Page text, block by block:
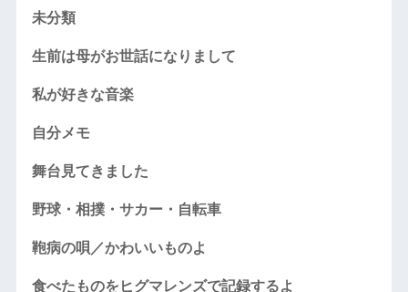
未分類
生前は母がお世話になりまして
私が好きな音楽
自分メモ
舞台見てきました
野球・相撲・サカー・自転車
鞄病の唄／かわいいものよ
食べたものをヒグマレンズで記録するよ